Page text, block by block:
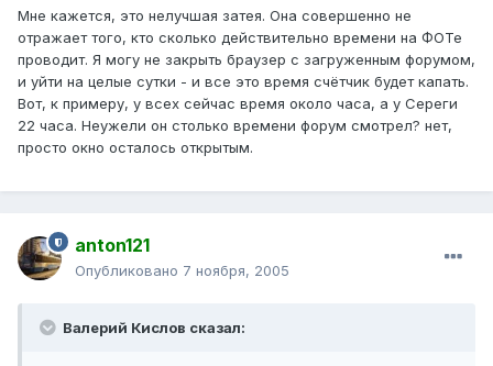
Мне кажется, это нелучшая затея. Она совершенно не
отражает того, кто сколько действительно времени на ФОТе
проводит. Я могу не закрыть браузер с загруженным форумом,
и уйти на целые сутки - и все это время счётчик будет капать.
Вот, к примеру, у всех сейчас время около часа, а у Сереги
22 часа. Неужели он столько времени форум смотрел? нет,
просто окно осталось открытым.
anton121
Опубликовано 7 ноября, 2005
Валерий Кислов сказал: